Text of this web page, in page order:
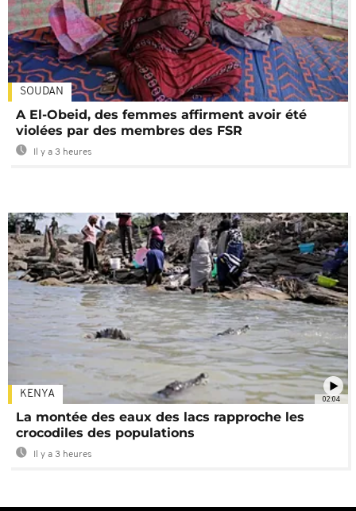
SOUDAN
A El-Obeid, des femmes affirment avoir été
violées par des membres des FSR
Il y a 3 heures
02:04
KENYA
La montée des eaux des lacs rapproche les
crocodiles des populations
Il y a 3 heures